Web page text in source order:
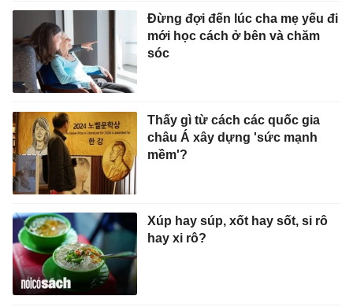
Đừng đợi đến lúc cha mẹ yếu đi
mới học cách ở bên và chăm
sóc
Thấy gì từ cách các quốc gia
châu Á xây dựng 'sức mạnh
mềm'?
Xúp hay súp, xốt hay sốt, si rô
hay xi rô?